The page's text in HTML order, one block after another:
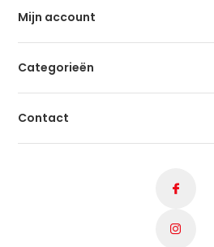
Mijn account
Categorieën
Contact